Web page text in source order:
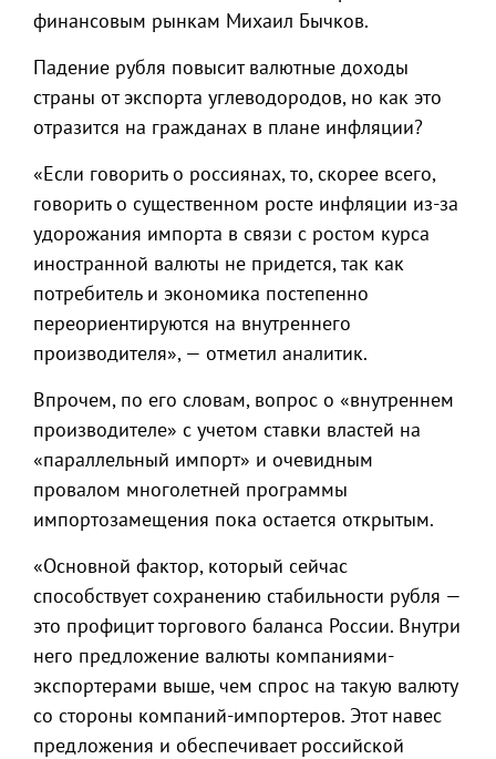
финансовым рынкам Михаил Бычков.
Падение рубля повысит валютные доходы
страны от экспорта углеводородов, но как это
отразится на гражданах в плане инфляции?
«Если говорить о россиянах, то, скорее всего,
говорить о существенном росте инфляции из-за
удорожания импорта в связи с ростом курса
иностранной валюты не придется, так как
потребитель и экономика постепенно
переориентируются на внутреннего
производителя», — отметил аналитик.
Впрочем, по его словам, вопрос о «внутреннем
производителе» с учетом ставки властей на
«параллельный импорт» и очевидным
провалом многолетней программы
импортозамещения пока остается открытым.
«Основной фактор, который сейчас
способствует сохранению стабильности рубля —
это профицит торгового баланса России. Внутри
него предложение валюты компаниями-
экспортерами выше, чем спрос на такую валюту
со стороны компаний-импортеров. Этот навес
предложения и обеспечивает российской